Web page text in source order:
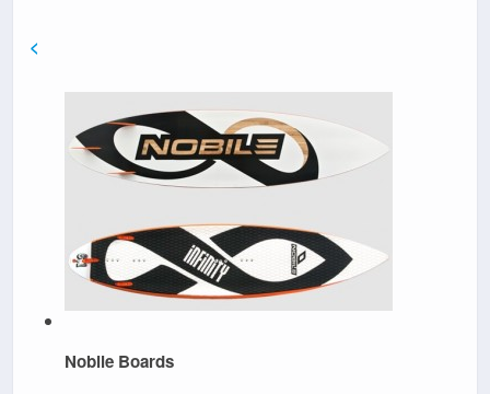
<
Nobile Boards